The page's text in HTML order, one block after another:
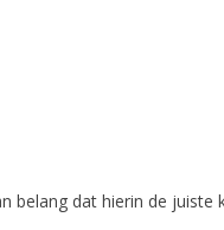
belang dat hierin de juiste